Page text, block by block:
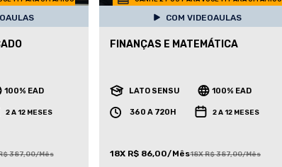
100% EAD
2 A 12 MESES
387,00/Mês
COM VIDEOAULAS
FINANÇAS E MATEMÁTICA
LATO SENSU 100% EAD
360 A 720H 2 A 12 MESES
18X R$ 86,00/Mês18X R$ 387,00/Mês